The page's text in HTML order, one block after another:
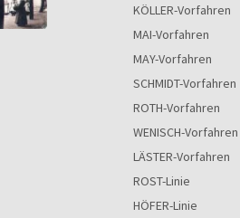
KÖLLER-Vorfahren
MAI-Vorfahren
MAY-Vorfahren
SCHMIDT-Vorfahren
ROTH-Vorfahren
WENISCH-Vorfahren
LÄSTER-Vorfahren
ROST-Linie
HÖFER-Linie